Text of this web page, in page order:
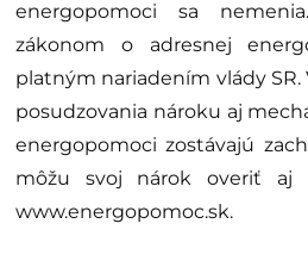
energopomoci sa
zákonom o adresnej
platným nariadením vlády SR.
posudzovania nároku aj
energopomoci zostávajú
môžu svoj nárok overiť aj
www.energopomoc.sk.